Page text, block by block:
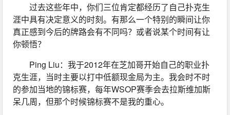
过去这些年中，你们三位肯定都经历了自己扑克生
涯中具有决定意义的时刻。有那么一个特别的瞬间让你
真正感到今后的牌路会有不同吗？或者说某个时间有让
你顿悟？
Ping Liu：我于2012年在芝加哥开始自己的职业扑
克生涯，当时主要以打中低额现金局为主。我会时不时
的参加当地的锦标赛，每年WSOP赛季会去拉斯维加斯
呆几周，但那个时候锦标赛不是我的重心。